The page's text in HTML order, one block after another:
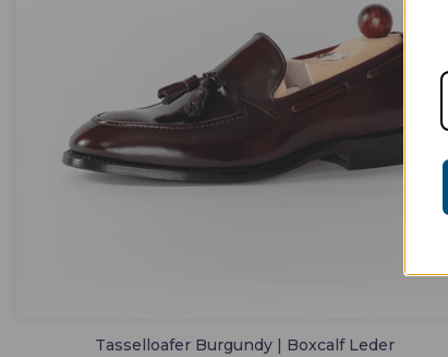
Tasselloafer Burgundy | Boxcalf Leder